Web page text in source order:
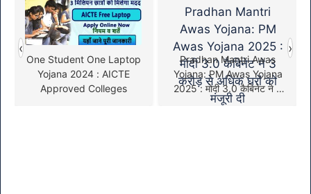
One Student One Laptop
Yojana 2024 : AICTE
Approved Colleges
Pradhan Mantri Awas
Yojana: PM Awas Yojana
2025 : मोदी 3.0 कैबिनेट ने 3
करोड़ से अधिक घरों को मंजूरी दी
‹ ›